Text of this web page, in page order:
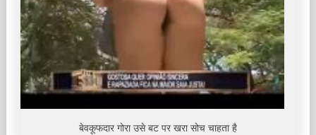
बेवकूफदार गोरा उसे बट पर खरा सोच चाहता है